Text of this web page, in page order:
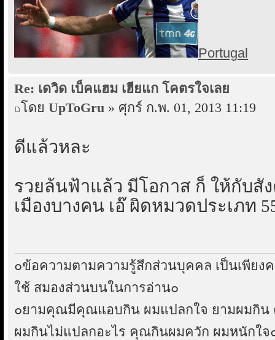
Portugal
Re: เดวิด เบ็คแฮม เฮียแก โคตรใจเลย
โดย UpToGru » ศุกร์ ก.พ. 01, 2013 11:19
ดีแล้วหละ
รวยล้นฟ้าแล้ว มีโอกาส ก็ ให้กับสั
เมืองบางคน เอ๊ ผิดหมวดประเภท
๐ข้อความตามความรู้สึกส่วนบุคคล เป็นเพียง
ใช้ สมองส่วนบนในการอ่าน๐
๐ยามคุณมีคุณแอบกิน ผมแปลกใจ ยามผมกิน
ผมกินไม่แปลกอะไร คุณกินผมควัก ผมหนักใจ